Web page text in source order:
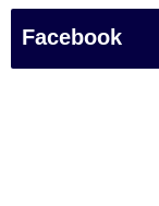
「マジシ
Facebook